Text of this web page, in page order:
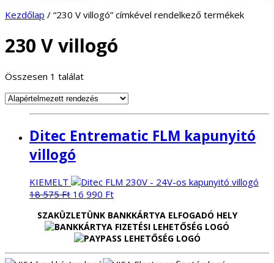
Kezdőlap / “230 V villogó” címkével rendelkező termékek
230 V villogó
Összesen 1 találat
Ditec Entrematic FLM kapunyitó
villogó
KIEMELT
18 575Ft Original
was:
18
575 Ft.
16 990 FtCurrent
is:
16
990 Ft.
SZAKÜZLETÜNK BANKKÁRTYA ELFOGADÓ HELY